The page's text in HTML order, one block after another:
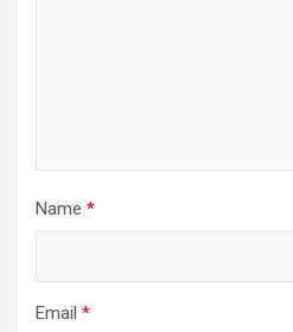
Name *
Email *